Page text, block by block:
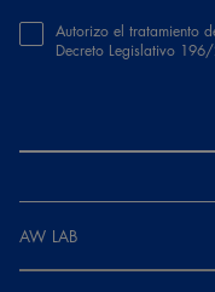
Autorizo el tratamiento
Decreto Legislativo
AW LAB